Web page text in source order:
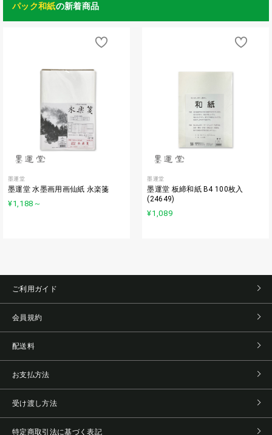
パック和紙の新着商品
墨運堂
墨運堂 水墨画用画仙紙 永楽箋
¥1,188 ～
墨運堂
墨運堂 板締和紙 B4 100枚入
(24649)
¥1,089
ご利用ガイド
会員規約
配送料
お支払方法
受け渡し方法
特定商取引法に基づく表記